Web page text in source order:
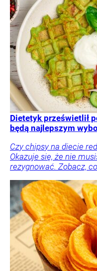
Dietetyk prześwietlił
będą najlepszym
Czy chipsy na diecie
Okazuje się, że nie
rezygnować. Zobacz,